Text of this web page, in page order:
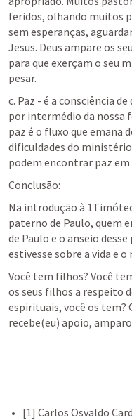
feridos, olhando muitos
sem esperanças,
Jesus. Deus ampare os
para que exerçam o seu
pesar.
c. Paz - é a consciência
por intermédio da nossa
paz é o fluxo que emana
dificuldades do
podem encontrar paz em
Conclusão:
Na introdução à
paterno de Paulo, quem
de Paulo e o anseio desse
estivesse sobre a vida e
Você tem filhos? Você
os seus filhos a respeito
espirituais, você os tem?
recebe(eu) apoio,
[1] Carlos Osvaldo